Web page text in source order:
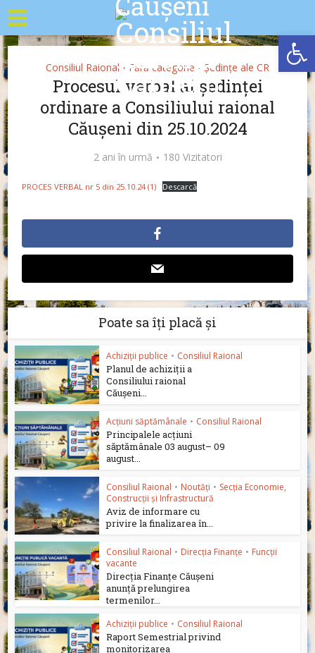
Consiliul Raional • Fără categorie • Ședințe ale CR
Procesul verbal al ședinței
ordinare a Consiliului raional
Căușeni din 25.10.2024
2 ani în urmă 180 Vizitatori
PROCES VERBAL nr 5 din 25.10.24 (1) Descarcă
Poate sa îți placă și
Achiziții publice • Consiliul Raional
Planul de achiziții a
Consiliului raional
Căușeni...
Acțiuni săptămânale • Consiliul Raional
Principalele acțiuni
săptămânale 03 august– 09
august...
Consiliul Raional • Noutăți • Secția Economie,
Construcții și Infrastructură
Aviz de informare cu
privire la finalizarea în...
Consiliul Raional • Direcția Finanțe • Funcții
vacante
Direcția Finanțe Căușeni
anunță prelungirea
termenilor...
Achiziții publice • Consiliul Raional
Raport Semestrial privind
monitorizarea